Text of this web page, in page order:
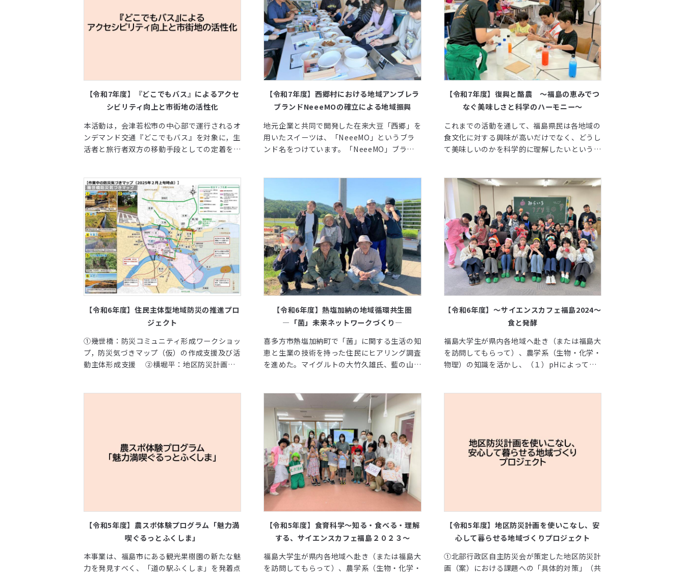
【令和7年度】『どこでもバス』によるアクセ
シビリティ向上と市街地の活性化
本活動は，会津若松市の中心部で運行されるオ
ンデマンド交通『どこでもバス』を対象に，生
活者と旅行者双方の移動手段としての定着を図
【令和7年度】西郷村における地域アンブレラ
ブランドNeeeMOの確立による地域振興
地元企業と共同で開発した在来大豆「西郷」を
用いたスイーツは、「NeeeMO」というブラ
ンド名をつけています。「NeeeMO」ブラン
こと、効果的プロモーションによる西郷村およ
び「NeeeMO」ブランドの認知度を向上させ
ること、これらを通して西郷村の特徴ある商品
の持続的開発を実現させて地域振興を図ること
が本事業の目的です。
【令和7年度】復興と酪農 ～福島の恵みでつ
なぐ美味しさと科学のハーモニー～
これまでの活動を通して、福島県民は各地域の
食文化に対する興味が高いだけでなく、どうし
て美味しいのかを科学的に理解したいというニ
テーマ
【令和6年度】住民主体型地域防災の推進プロ
ジェクト
①幾世橋：防災コミュニティ形成ワークショッ
プ，防災気づきマップ（仮）の作成支援及び活
動主体形成支援 ②横堀平：地区防災計画の
【令和6年度】熱塩加納の地域循環共生圏
―「菌」未来ネットワークづくり―
喜多方市熱塩加納町で「菌」に関する生活の知
恵と生業の技術を持った住民にヒアリング調査
を進めた。マイグルトの大竹久雄氏、藍の山本
は、住民参加型の学習会を開催した。その際に
喜多方市の協力を得て、熱塩加納全戸にチラシ
を配布し、住民に周知した。「大人の社会科見
学 おーぷんきゃんぱす」と称して、キノコに
ついて住民とともに学ぶ機会をつくった。
【令和6年度】～サイエンスカフェ福島2024～
食と発酵
福島大学生が県内各地域へ赴き（または福島大
を訪問してもらって）、農学系（生物・化学・
物理）の知識を活かし、（１）pHによってお
【令和5年度】農スポ体験プログラム「魅力満
喫ぐるっとふくしま」
本事業は、福島市にある観光果樹園の新たな魅
力を発見すべく、「道の駅ふくしま」を発着点
【令和5年度】食育科学～知る・食べる・理解
する、サイエンスカフェ福島２０２３～
福島大学生が県内各地域へ赴き（または福島大
を訪問してもらって）、農学系（生物・化学・
【令和5年度】地区防災計画を使いこなし、安
心して暮らせる地域づくりプロジェクト
①北部行政区自主防災会が策定した地区防災計
画（案）における課題への「具体的対策」（共